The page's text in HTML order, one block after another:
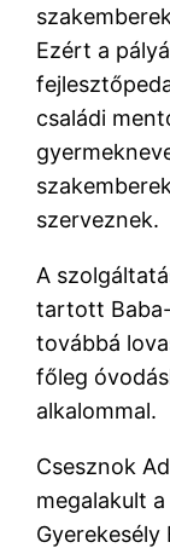
Ezért a
családi
szerveznek.
A
tartott
továbbá
főleg
alkalommal.
Csesznok
megalakult